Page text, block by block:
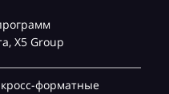
Х5 Group
форматные